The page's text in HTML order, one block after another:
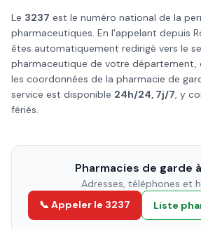
Le 3237 est le numéro national de la
pharmaceutiques. En l'appelant depuis
êtes automatiquement redirigé vers le
pharmaceutique de votre département,
les coordonnées de la pharmacie de
service est disponible 24h/24, 7j/7, y
fériés.
Pharmacies de garde à
Adresses, téléphones et
📞 Appeler le 3237
Liste